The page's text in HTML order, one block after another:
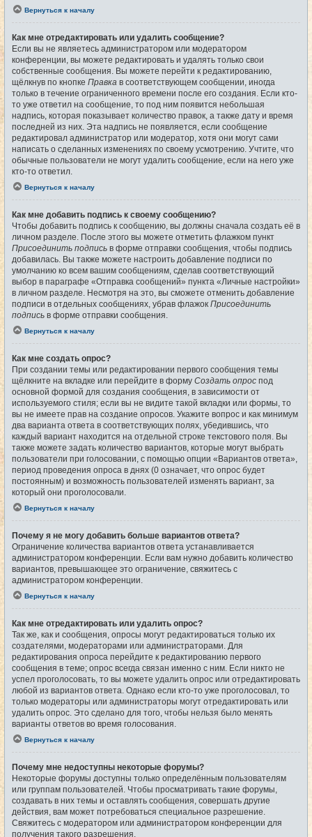
Вернуться к началу
Как мне отредактировать или удалить сообщение?
Если вы не являетесь администратором или модератором
конференции, вы можете редактировать и удалять только свои
собственные сообщения. Вы можете перейти к редактированию,
щёлкнув по кнопке Правка в соответствующем сообщении, иногда
только в течение ограниченного времени после его создания. Если кто-
то уже ответил на сообщение, то под ним появится небольшая
надпись, которая показывает количество правок, а также дату и время
последней из них. Эта надпись не появляется, если сообщение
редактировал администратор или модератор, хотя они могут сами
написать о сделанных изменениях по своему усмотрению. Учтите, что
обычные пользователи не могут удалить сообщение, если на него уже
кто-то ответил.
Вернуться к началу
Как мне добавить подпись к своему сообщению?
Чтобы добавить подпись к сообщению, вы должны сначала создать её в
личном разделе. После этого вы можете отметить флажком пункт
Присоединить подпись в форме отправки сообщения, чтобы подпись
добавилась. Вы также можете настроить добавление подписи по
умолчанию ко всем вашим сообщениям, сделав соответствующий
выбор в параграфе «Отправка сообщений» пункта «Личные настройки»
в личном разделе. Несмотря на это, вы сможете отменить добавление
подписи в отдельных сообщениях, убрав флажок Присоединить
подпись в форме отправки сообщения.
Вернуться к началу
Как мне создать опрос?
При создании темы или редактировании первого сообщения темы
щёлкните на вкладке или перейдите в форму Создать опрос под
основной формой для создания сообщения, в зависимости от
используемого стиля; если вы не видите такой вкладки или формы, то
вы не имеете прав на создание опросов. Укажите вопрос и как минимум
два варианта ответа в соответствующих полях, убедившись, что
каждый вариант находится на отдельной строке текстового поля. Вы
также можете задать количество вариантов, которые могут выбрать
пользователи при голосовании, с помощью опции «Вариантов ответа»,
период проведения опроса в днях (0 означает, что опрос будет
постоянным) и возможность пользователей изменять вариант, за
который они проголосовали.
Вернуться к началу
Почему я не могу добавить больше вариантов ответа?
Ограничение количества вариантов ответа устанавливается
администратором конференции. Если вам нужно добавить количество
вариантов, превышающее это ограничение, свяжитесь с
администратором конференции.
Вернуться к началу
Как мне отредактировать или удалить опрос?
Так же, как и сообщения, опросы могут редактироваться только их
создателями, модераторами или администраторами. Для
редактирования опроса перейдите к редактированию первого
сообщения в теме; опрос всегда связан именно с ним. Если никто не
успел проголосовать, то вы можете удалить опрос или отредактировать
любой из вариантов ответа. Однако если кто-то уже проголосовал, то
только модераторы или администраторы могут отредактировать или
удалить опрос. Это сделано для того, чтобы нельзя было менять
варианты ответов во время голосования.
Вернуться к началу
Почему мне недоступны некоторые форумы?
Некоторые форумы доступны только определённым пользователям
или группам пользователей. Чтобы просматривать такие форумы,
создавать в них темы и оставлять сообщения, совершать другие
действия, вам может потребоваться специальное разрешение.
Свяжитесь с модератором или администратором конференции для
получения такого разрешения.